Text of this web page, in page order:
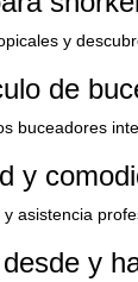
y
de
buceadores
y
asistencia
y